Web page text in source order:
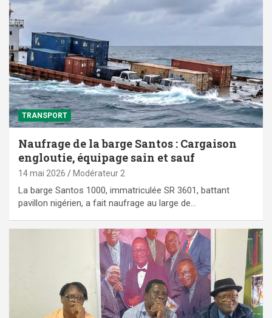
TRANSPORT
Naufrage de la barge Santos : Cargaison
engloutie, équipage sain et sauf
14 mai 2026 Modérateur 2
La barge Santos 1000, immatriculée SR 3601, battant
pavillon nigérien, a fait naufrage au large de…